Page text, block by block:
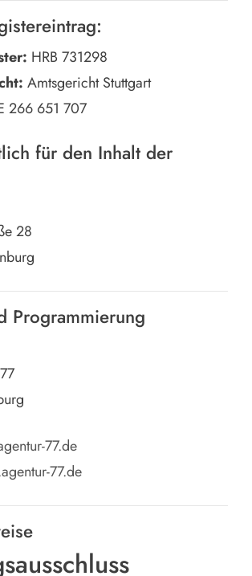
HRB 731298
Amtsgericht Stuttgart
266 651 707
für den Inhalt der
28
Programmierung
77.de
77.de